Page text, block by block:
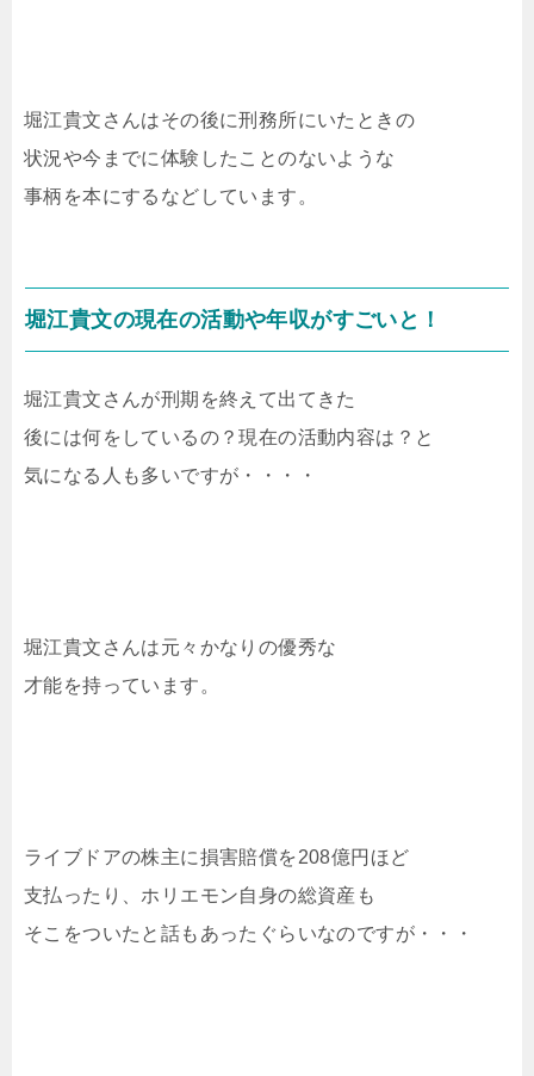
堀江貴文さんはその後に刑務所にいたときの
状況や今までに体験したことのないような
事柄を本にするなどしています。
堀江貴文の現在の活動や年収がすごいと！
堀江貴文さんが刑期を終えて出てきた
後には何をしているの？現在の活動内容は？と
気になる人も多いですが・・・・
堀江貴文さんは元々かなりの優秀な
才能を持っています。
ライブドアの株主に損害賠償を208億円ほど
支払ったり、ホリエモン自身の総資産も
そこをついたと話もあったぐらいなのですが・・・